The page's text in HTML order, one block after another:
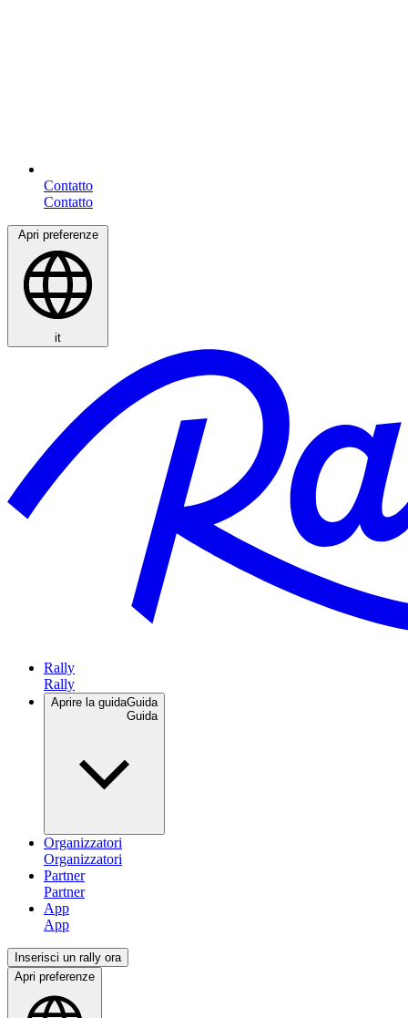
Contatto
Apri preferenze
it
Rally
Aprire la guidaGuida
Organizzatori
Partner
App
Inserisci un rally ora
Apri preferenze